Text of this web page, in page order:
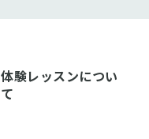
体験レッスンについ
て